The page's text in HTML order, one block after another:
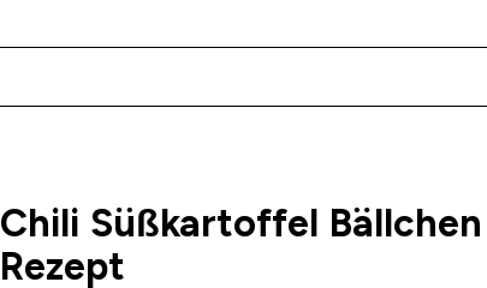
Chili Süßkartoffel
Rezept